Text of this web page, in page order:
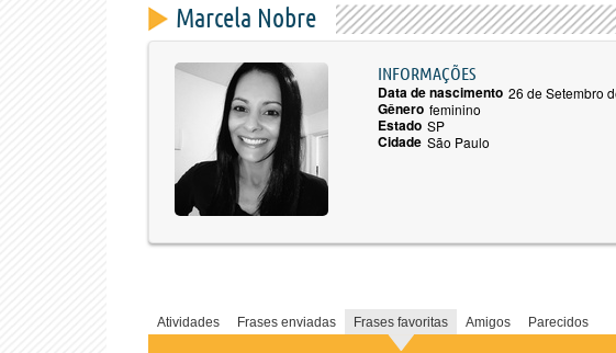
Marcela Nobre
INFORMAÇÕES
Data de nascimento 26 de Setembro
Gênero feminino
Estado SP
Cidade São Paulo
Atividades Frases enviadas Frases favoritas Amigos Parecidos